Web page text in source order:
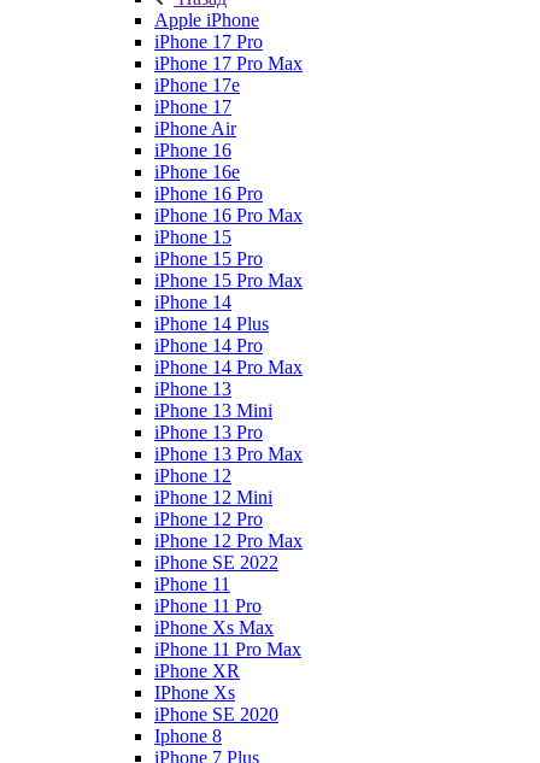
Apple iPhone
iPhone 17 Pro
iPhone 17 Pro Max
iPhone 17e
iPhone 17
iPhone Air
iPhone 16
iPhone 16e
iPhone 16 Pro
iPhone 16 Pro Max
iPhone 15
iPhone 15 Pro
iPhone 15 Pro Max
iPhone 14
iPhone 14 Plus
iPhone 14 Pro
iPhone 14 Pro Max
iPhone 13
iPhone 13 Mini
iPhone 13 Pro
iPhone 13 Pro Max
iPhone 12
iPhone 12 Mini
iPhone 12 Pro
iPhone 12 Pro Max
iPhone SE 2022
iPhone 11
iPhone 11 Pro
iPhone Xs Max
iPhone 11 Pro Max
iPhone XR
IPhone Xs
iPhone SE 2020
Iphone 8
iPhone 7 Plus